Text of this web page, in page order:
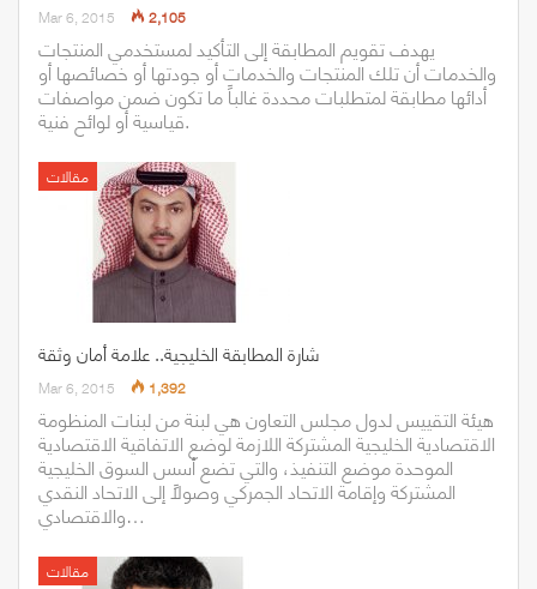
Mar 6, 2015 2,105
يهدف تقويم المطابقة إلى التأكيد لمستخدمي المنتجات
والخدمات أن تلك المنتجات والخدمات أو جودتها أو خصائصها أو
أدائها مطابقة لمتطلبات محددة غالباً ما تكون ضمن مواصفات
قياسية أو لوائح فنية.
مقالات
شارة المطابقة الخليجية.. علامة أمان وثقة
Mar 6, 2015 1,392
هيئة التقييس لدول مجلس التعاون هي لبنة من لبنات المنظومة
الاقتصادية الخليجية المشتركة اللازمة لوضع الاتفاقية الاقتصادية
الموحدة موضع التنفيذ، والتي تضع أسس السوق الخليجية
المشتركة وإقامة الاتحاد الجمركي وصولاً إلى الاتحاد النقدي
والاقتصادي…
مقالات